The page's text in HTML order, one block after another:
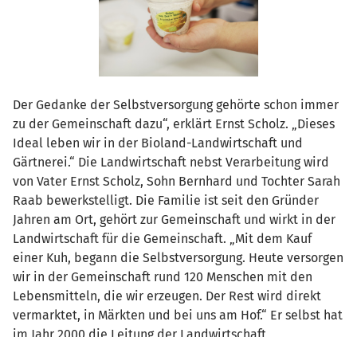
Der Gedanke der Selbstversorgung gehörte schon immer
zu der Gemeinschaft dazu“, erklärt Ernst Scholz. „Dieses
Ideal leben wir in der Bioland-Landwirtschaft und
Gärtnerei.“ Die Landwirtschaft nebst Verarbeitung wird
von Vater Ernst Scholz, Sohn Bernhard und Tochter Sarah
Raab bewerkstelligt. Die Familie ist seit den Gründer
Jahren am Ort, gehört zur Gemeinschaft und wirkt in der
Landwirtschaft für die Gemeinschaft. „Mit dem Kauf
einer Kuh, begann die Selbstversorgung. Heute versorgen
wir in der Gemeinschaft rund 120 Menschen mit den
Lebensmitteln, die wir erzeugen. Der Rest wird direkt
vermarktet, in Märkten und bei uns am Hof.“ Er selbst hat
im Jahr 2000 die Leitung der Landwirtschaft